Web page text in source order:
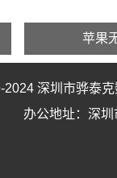
苹果
苹果
AppleAirPods
2024 深圳市骅泰
办公地址：深